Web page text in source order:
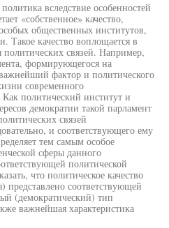
вследствие особенностей
«собственное» качество,
общественных институтов,
Такое качество воплощается в
связей. Например,
формирующегося на
фактор и политического
современного
Как политический институт и
демократии такой парламент
связей
и соответствующего ему
тем самым особое
сферы данного
политической
что политическое качество
представлено соответствующей
(демократический) тип
важнейшая характеристика